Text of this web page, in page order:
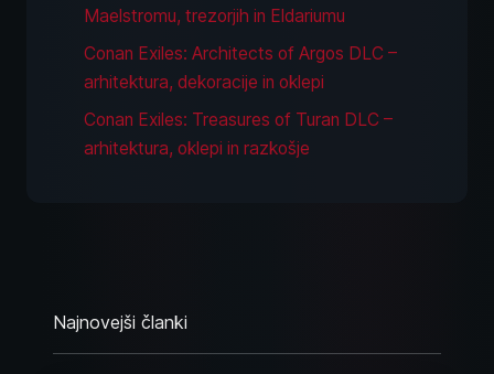
Maelstromu, trezorjih in Eldariumu
Conan Exiles: Architects of Argos DLC –
arhitektura, dekoracije in oklepi
Conan Exiles: Treasures of Turan DLC –
arhitektura, oklepi in razkošje
Najnovejši članki